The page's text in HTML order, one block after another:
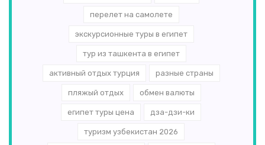
перелет на самолете
экскурсионные туры в египет
тур из ташкента в египет
активный отдых турция разные страны
пляжый отдых обмен валюты
египет туры цена дза-дзи-ки
туризм узбекистан 2026